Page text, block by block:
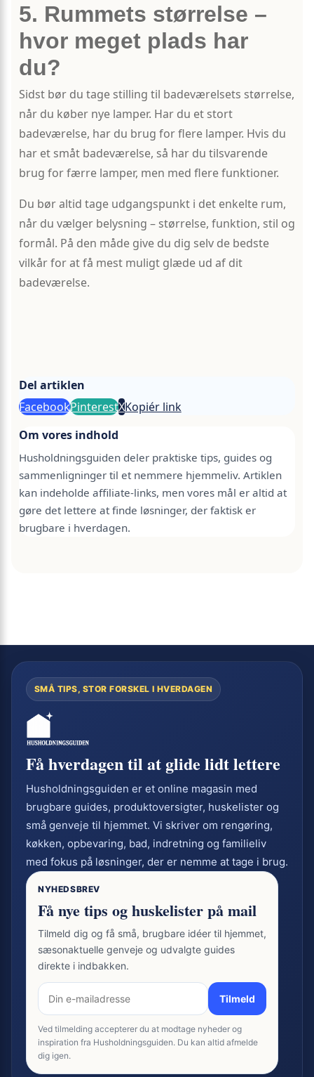
5. Rummets størrelse –
hvor meget plads har
du?
Sidst bør du tage stilling til badeværelsets størrelse,
når du køber nye lamper. Har du et stort
badeværelse, har du brug for flere lamper. Hvis du
har et småt badeværelse, så har du tilsvarende
brug for færre lamper, men med flere funktioner.
Du bør altid tage udgangspunkt i det enkelte rum,
når du vælger belysning – størrelse, funktion, stil og
formål. På den måde give du dig selv de bedste
vilkår for at få mest muligt glæde ud af dit
badeværelse.
Del artiklen
FacebookPinterestXKopiér link
Om vores indhold
Husholdningsguiden deler praktiske tips, guides og
sammenligninger til et nemmere hjemmeliv. Artiklen
kan indeholde affiliate-links, men vores mål er altid at
gøre det lettere at finde løsninger, der faktisk er
brugbare i hverdagen.
SMÅ TIPS, STOR FORSKEL I HVERDAGEN
Få hverdagen til at glide lidt lettere
Husholdningsguiden er et online magasin med
brugbare guides, produktoversigter, huskelister og
små genveje til hjemmet. Vi skriver om rengøring,
køkken, opbevaring, bad, indretning og familieliv
med fokus på løsninger, der er nemme at tage i brug.
NYHEDSBREV
Få nye tips og huskelister på mail
Tilmeld dig og få små, brugbare idéer til hjemmet,
sæsonaktuelle genveje og udvalgte guides
direkte i indbakken.
Tilmeld
Ved tilmelding accepterer du at modtage nyheder og
inspiration fra Husholdningsguiden. Du kan altid afmelde
dig igen.